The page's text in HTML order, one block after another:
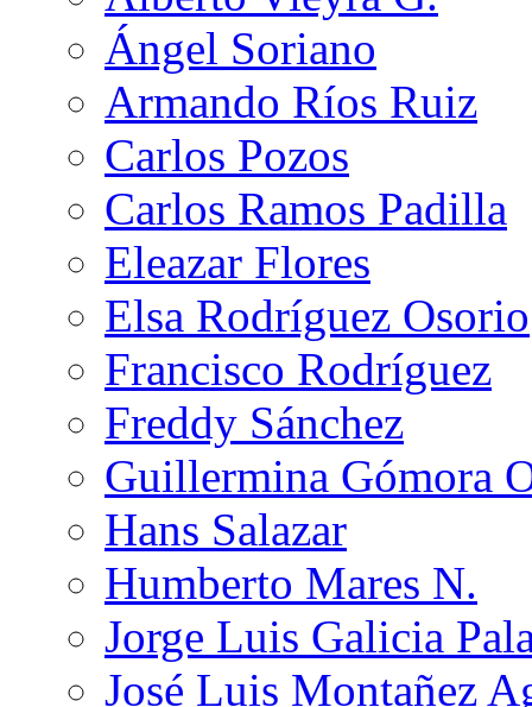
Ángel Soriano
Armando Ríos Ruiz
Carlos Pozos
Carlos Ramos Padilla
Eleazar Flores
Elsa Rodríguez Osorio
Francisco Rodríguez
Freddy Sánchez
Guillermina Gómora
Hans Salazar
Humberto Mares N.
Jorge Luis Galicia
José Luis Montañez